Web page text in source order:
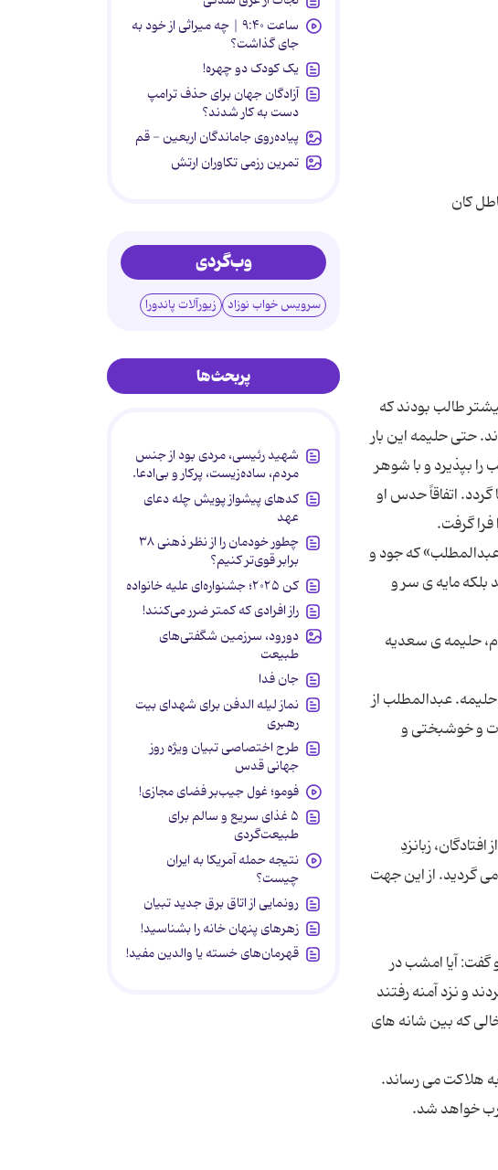
کان
طالب بودند كه
حتی حلیمه این بار
را بپذیرد و با شوهر
اتفاقاً حدس او
كه جود و
بلكه مایه ی سر و
حلیمه ی سعدیه
عبدالمطلب از
و خوشبختی و
زبانزدِ
گردید. از این جهت
گفت: آیا امشب در
و نزد آمنه رفتند
که بین شانه های
هلاکت می رساند.
ساعت ۹:۴۰ | چه میراثی از خود به
جای گذاشت؟
یک کودک دو چهره!
آزادگان جهان برای حذف ترامپ
دست به کار شدند؟
پیاده‌روی جاماندگان اربعین - قم
تمرین رزمی تکاوران ارتش
وب‌گردی
سرویس خواب نوزاد زیورآلات پاندورا
پربحث‌ها
شهید رئیسی، مردی بود از جنس
مردم، ساده‌زیست، پرکار و بی‌ادعا.
کدهای پیشواز پویش چله دعای
عهد
چطور خودمان را از نظر ذهنی ۳۸
برابر قوی‌تر کنیم؟
کن ۲۰۲۵؛ جشنواره‌ای علیه خانواده
راز افرادی که کمتر ضرر می‌کنند!
دورود، سرزمین شگفتی‌های
طبیعت
جان فدا
نماز لیله الدفن برای شهدای بیت
رهبری
طرح اختصاصی تبیان ویژه روز
جهانی قدس
فومو؛ غول جیب‌بر فضای مجازی!
۵ غذای سریع و سالم برای
طبیعت‌گردی
نتیجه حمله آمریکا به ایران
چیست؟
رونمایی از اتاق برق جدید تبیان
زهرهای پنهان خانه را بشناسید!
قهرمان‌های خسته یا والدین مفید!